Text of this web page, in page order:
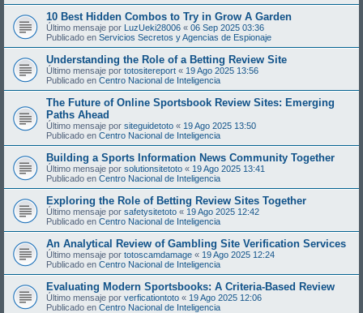
10 Best Hidden Combos to Try in Grow A Garden
Último mensaje por LuzUeki28006 « 06 Sep 2025 03:36
Publicado en Servicios Secretos y Agencias de Espionaje
Understanding the Role of a Betting Review Site
Último mensaje por totositereport « 19 Ago 2025 13:56
Publicado en Centro Nacional de Inteligencia
The Future of Online Sportsbook Review Sites: Emerging
Paths Ahead
Último mensaje por siteguidetoto « 19 Ago 2025 13:50
Publicado en Centro Nacional de Inteligencia
Building a Sports Information News Community Together
Último mensaje por solutionsitetoto « 19 Ago 2025 13:41
Publicado en Centro Nacional de Inteligencia
Exploring the Role of Betting Review Sites Together
Último mensaje por safetysitetoto « 19 Ago 2025 12:42
Publicado en Centro Nacional de Inteligencia
An Analytical Review of Gambling Site Verification Services
Último mensaje por totoscamdamage « 19 Ago 2025 12:24
Publicado en Centro Nacional de Inteligencia
Evaluating Modern Sportsbooks: A Criteria-Based Review
Último mensaje por verficationtoto « 19 Ago 2025 12:06
Publicado en Centro Nacional de Inteligencia